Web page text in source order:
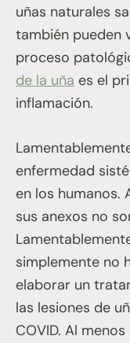
uñas naturales
también pueden
proceso
de la uña es el
inflamación.
enfermedad
en los humanos.
sus anexos no
simplemente no
elaborar un
las lesiones de
COVID. Al